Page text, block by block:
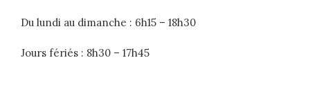
Du lundi au dimanche : 6h15 – 18h30
Jours fériés : 8h30 – 17h45